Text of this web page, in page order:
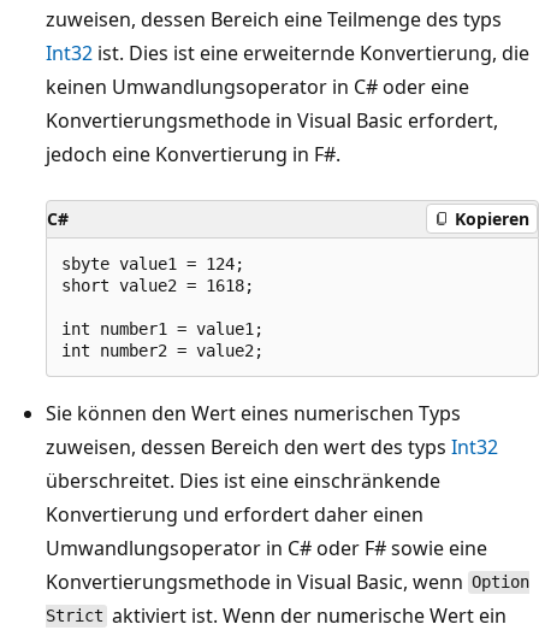
zuweisen, dessen Bereich eine Teilmenge des typs
Int32 ist. Dies ist eine erweiternde Konvertierung, die
keinen Umwandlungsoperator in C# oder eine
Konvertierungsmethode in Visual Basic erfordert,
jedoch eine Konvertierung in F#.
C# Kopieren
sbyte value1 = 124;
short value2 = 1618;
int number1 = value1;
Sie können den Wert eines numerischen Typs
zuweisen, dessen Bereich den wert des typs Int32
überschreitet. Dies ist eine einschränkende
Konvertierung und erfordert daher einen
Umwandlungsoperator in C# oder F# sowie eine
Konvertierungsmethode in Visual Basic, wenn Option
Strict aktiviert ist. Wenn der numerische Wert ein